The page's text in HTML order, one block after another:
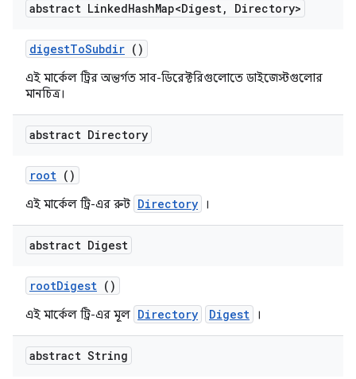
abstract LinkedHashMap<Digest, Directory>
digestToSubdir ()
এই মার্কেল ট্রির অন্তর্গত সাব-ডিরেক্টরিগুলোতে ডাইজেস্টগুলোর
মানচিত্র।
abstract Directory
root ()
এই মার্কেল ট্রি-এর রুট Directory ।
abstract Digest
rootDigest ()
এই মার্কেল ট্রি-এর মূল Directory Digest ।
abstract String